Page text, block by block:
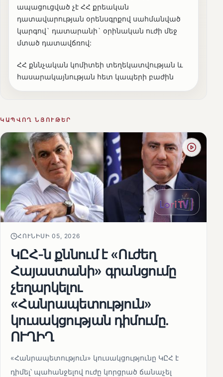
ապացուցված չէ ՀՀ քրեական
դատավարության օրենսգրքով սահմանված
կարգով` դատարանի` օրինական ուժի մեջ
մտած դատավճռով:
ՀՀ քննչական կոմիտեի տեղեկատվության և
հասարակայնության հետ կապերի բաժին
ԿԱՊՎՈՂ ՆՅՈՒԹԵՐ
ՀՈՒՆԻՍԻ 05, 2026
ԿԸՀ-ն քննում է «Ուժեղ
Հայաստանի» գրանցումը
չեղարկելու
«Հանրապետություն»
կուսակցության դիմումը.
ՈՒՂԻՂ
«Հանրապետություն» կուսակցությունը ԿԸՀ է
դիմել՝ պահանջելով ուժը կորցրած ճանաչել